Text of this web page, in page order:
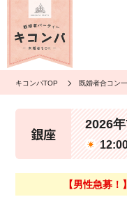
キコンパTOP 既婚者合コン
銀座
2026
【男性急募